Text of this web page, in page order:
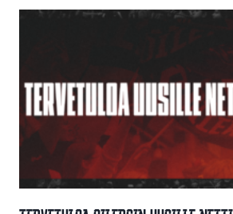
D
E
S
P
O
O
T